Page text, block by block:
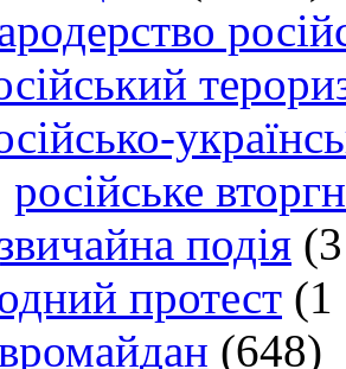
російське
подія
протест (1
(648)